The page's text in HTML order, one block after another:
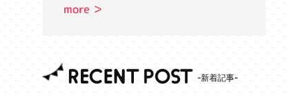
more ＞
RECENT POST